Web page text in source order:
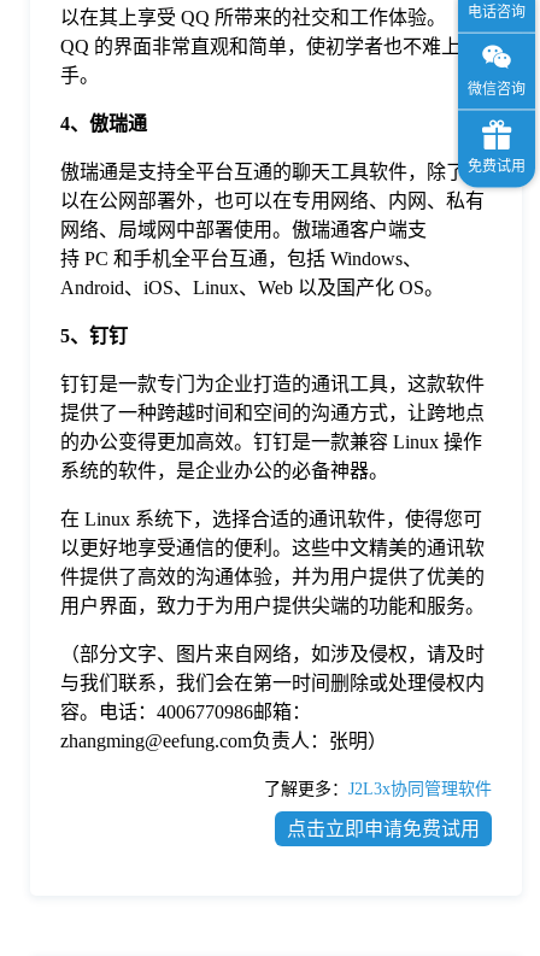
以在其上享受 QQ 所带来的社交和工作体验。
QQ 的界面非常直观和简单，使初学者也不难上
手。
4、 傲瑞通
傲瑞通是支持全平台互通的聊天工具软件，除了可
以在公网部署外，也可以在专用网络、内网、私有
网络、局域网中部署使用。傲瑞通客户端支
持 PC 和手机全平台互通，包括 Windows、
Android、iOS、Linux、Web 以及国产化 OS。
5、钉钉
钉钉是一款专门为企业打造的通讯工具，这款软件
提供了一种跨越时间和空间的沟通方式，让跨地点
的办公变得更加高效。钉钉是一款兼容 Linux 操作
系统的软件，是企业办公的必备神器。
在 Linux 系统下，选择合适的通讯软件，使得您可
以更好地享受通信的便利。这些中文精美的通讯软
件提供了高效的沟通体验，并为用户提供了优美的
用户界面，致力于为用户提供尖端的功能和服务。
（部分文字、图片来自网络，如涉及侵权，请及时
与我们联系，我们会在第一时间删除或处理侵权内
容。电话：4006770986邮箱：
zhangming@eefung.com负责人：张明）
了解更多： J2L3x协同管理软件
点击立即申请免费试用